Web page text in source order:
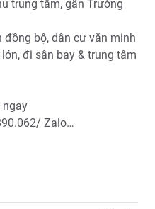
tâm, gần Trường
bộ, dân cư văn minh
đi sân bay & trung tâm
ngay
Zalo